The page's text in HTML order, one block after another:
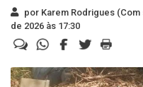
por Karem Rodrigues
de 2026 às 17:30